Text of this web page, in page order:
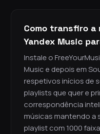
Como transfiro
Yandex Music
Instale o
Music e depois em
respetivos inícios de
playlists que quer e
correspondência
músicas mantendo a
playlist com 1000